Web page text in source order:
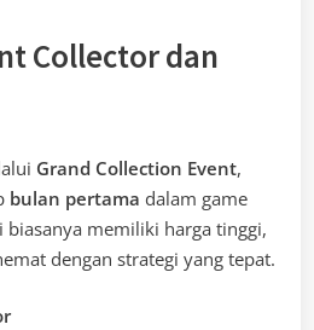
Collector dan
Grand Collection Event,
bulan pertama dalam game
biasanya memiliki harga tinggi,
dengan strategi yang tepat.